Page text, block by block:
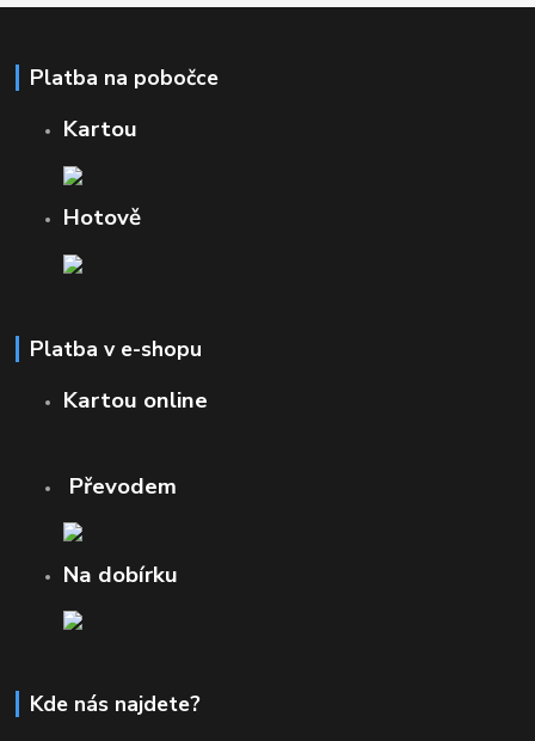
Platba na pobočce
Kartou
Hotově
Platba v e-shopu
Kartou online
Převodem
Na dobírku
Kde nás najdete?